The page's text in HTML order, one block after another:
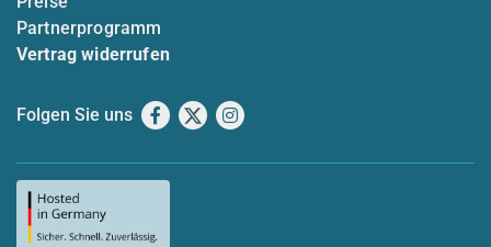
Partnerprogramm
Vertrag widerrufen
Folgen Sie uns Facebook
X Instagram